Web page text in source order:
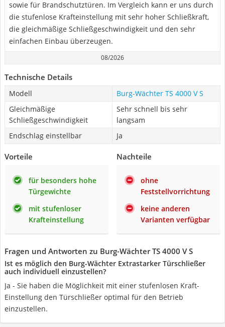
sowie für Brandschutztüren. Im Vergleich kann er uns durch
die stufenlose Krafteinstellung mit sehr hoher Schließkraft,
die gleichmäßige Schließgeschwindigkeit und den sehr
einfachen Einbau überzeugen.
08/2026
Technische Details
Modell
Burg-Wächter TS 4000 V S
Gleichmäßige
Schließgeschwindigkeit
Sehr schnell bis sehr
langsam
Endschlag einstellbar
Ja
Vorteile
für besonders hohe
Türgewichte
mit stufenloser
Krafteinstellung
Nachteile
ohne
Feststellvorrichtung
keine anderen
Varianten verfügbar
Fragen und Antworten zu Burg-Wächter TS 4000 V S
Ist es möglich den Burg-Wächter Extrastarker Türschließer
auch individuell einzustellen?
Ja - Sie haben die Möglichkeit mit einer stufenlosen Kraft-
Einstellung den Türschließer optimal für den Betrieb
einzustellen.